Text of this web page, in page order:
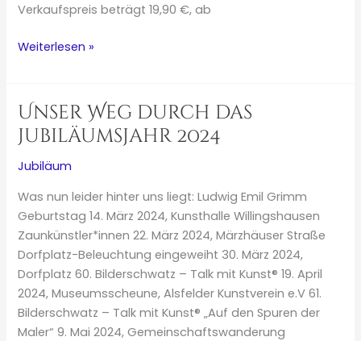
Verkaufspreis beträgt 19,90 €, ab
Buchvorstellung:
Künstlerkolonie
Willingshausen“
Weiterlesen »
Unser Weg durch das
Jubiläumsjahr 2024
Jubiläum
Was nun leider hinter uns liegt: Ludwig Emil Grimm
Geburtstag 14. März 2024, Kunsthalle Willingshausen
Zaunkünstler*innen 22. März 2024, Märzhäuser Straße
Dorfplatz-Beleuchtung eingeweiht 30. März 2024,
Dorfplatz 60. Bilderschwatz – Talk mit Kunst® 19. April
2024, Museumsscheune, Alsfelder Kunstverein e.V 61.
Bilderschwatz – Talk mit Kunst® „Auf den Spuren der
Maler“ 9. Mai 2024, Gemeinschaftswanderung